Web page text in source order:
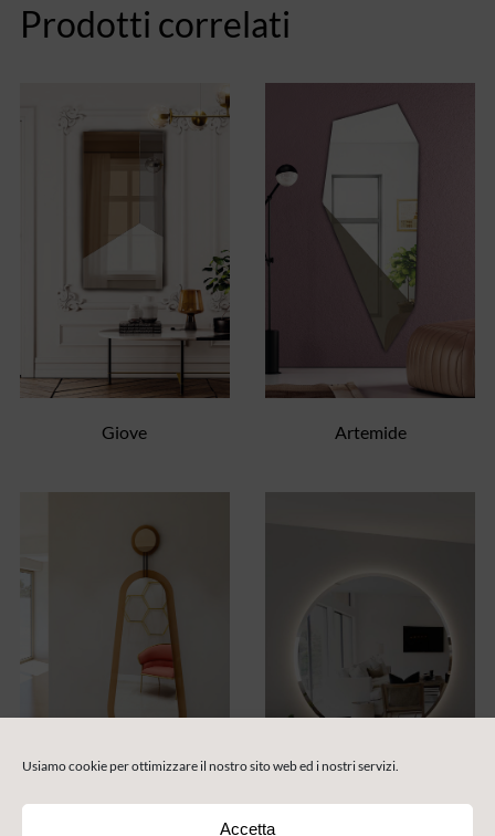
Usiamo cookie per ottimizzare il nostro sito web ed i nostri servizi.
Accetta
Prodotti correlati
Giove Artemide